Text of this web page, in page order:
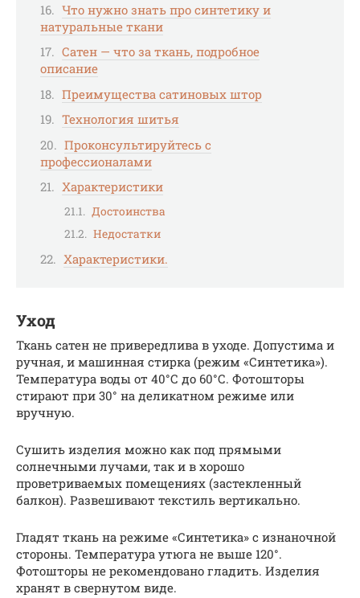
Что нужно знать про синтетику и
натуральные ткани
Сатен — что за ткань, подробное
описание
Преимущества сатиновых штор
Технология шитья
Проконсультируйтесь с
профессионалами
Характеристики
Достоинства
Недостатки
Характеристики.
Уход
Ткань сатен не привередлива в уходе. Допустима и
ручная, и машинная стирка (режим «Синтетика»).
Температура воды от 40°С до 60°С. Фотошторы
стирают при 30° на деликатном режиме или
вручную.
Сушить изделия можно как под прямыми
солнечными лучами, так и в хорошо
проветриваемых помещениях (застекленный
балкон). Развешивают текстиль вертикально.
Гладят ткань на режиме «Синтетика» с изнаночной
стороны. Температура утюга не выше 120°.
Фотошторы не рекомендовано гладить. Изделия
хранят в свернутом виде.